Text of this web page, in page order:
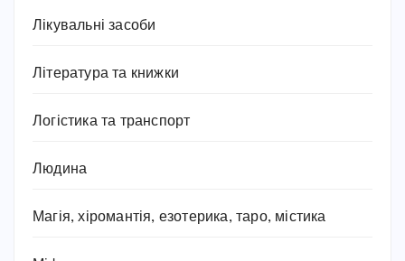
Лікувальні засоби
Література та книжки
Логістика та транспорт
Людина
Магія, хіромантія, езотерика, таро, містика